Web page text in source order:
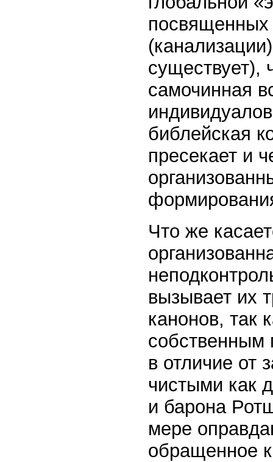
посвященных
существует),
самочинная
библейская
пресекает и
Что же
вызывает их
канонов, так
собственным
в отличие от
чистыми как
и барона
мере
обращенное